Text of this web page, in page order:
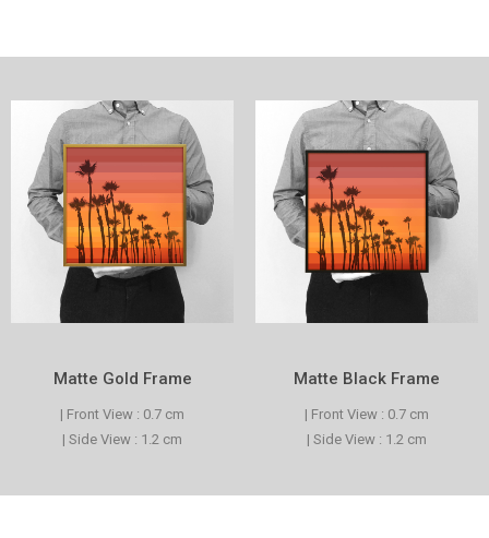
Matte Gold Frame
| Front View : 0.7 cm
| Side View : 1.2 cm
Matte Black Frame
| Front View : 0.7 cm
| Side View : 1.2 cm